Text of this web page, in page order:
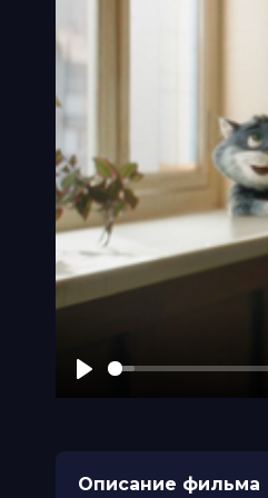
Play
Описание фильма